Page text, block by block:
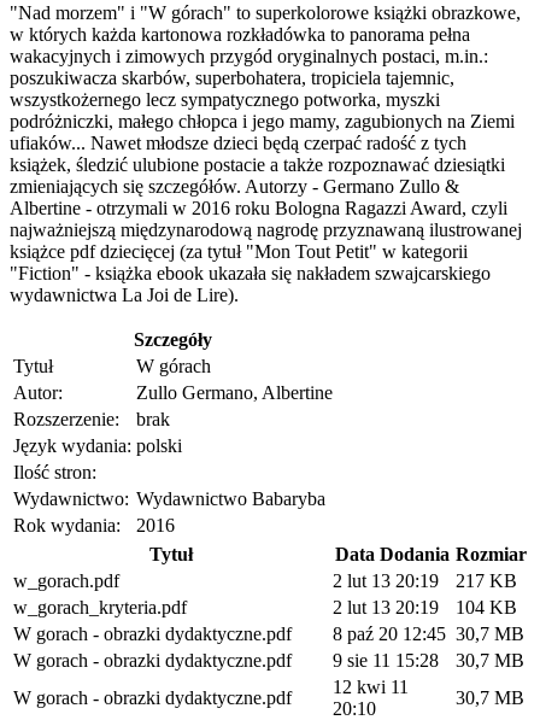
"Nad morzem" i "W górach" to superkolorowe książki obrazkowe,
w których każda kartonowa rozkładówka to panorama pełna
wakacyjnych i zimowych przygód oryginalnych postaci, m.in.:
poszukiwacza skarbów, superbohatera, tropiciela tajemnic,
wszystkożernego lecz sympatycznego potworka, myszki
podróżniczki, małego chłopca i jego mamy, zagubionych na Ziemi
ufiaków... Nawet młodsze dzieci będą czerpać radość z tych
książek, śledzić ulubione postacie a także rozpoznawać dziesiątki
zmieniających się szczegółów. Autorzy - Germano Zullo &
Albertine - otrzymali w 2016 roku Bologna Ragazzi Award, czyli
najważniejszą międzynarodową nagrodę przyznawaną ilustrowanej
książce pdf dziecięcej (za tytuł "Mon Tout Petit" w kategorii
"Fiction" - książka ebook ukazała się nakładem szwajcarskiego
wydawnictwa La Joi de Lire).
Szczegóły
Tytuł
W górach
Autor:
Zullo Germano, Albertine
Rozszerzenie:
brak
Język wydania: polski
Ilość stron:
Wydawnictwo: Wydawnictwo Babaryba
Rok wydania:
2016
Tytuł
Data Dodania Rozmiar
w_gorach.pdf
2 lut 13 20:19
217 KB
w_gorach_kryteria.pdf
2 lut 13 20:19
104 KB
W gorach - obrazki dydaktyczne.pdf
8 paź 20 12:45 30,7 MB
W gorach - obrazki dydaktyczne.pdf
9 sie 11 15:28
30,7 MB
W gorach - obrazki dydaktyczne.pdf
12 kwi 11
20:10
30,7 MB